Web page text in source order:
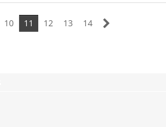
10 11 12 13 14